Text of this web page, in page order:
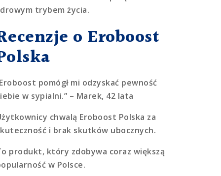
trybem życia.
o Eroboost
pomógł mi odzyskać pewność
w sypialni.” – Marek, 42 lata
chwalą Eroboost Polska za
i brak skutków ubocznych.
produkt, który zdobywa coraz większą
w Polsce.